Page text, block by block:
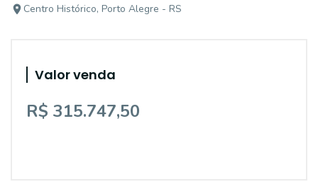
Centro Histórico, Porto Alegre - RS
Valor venda
R$ 315.747,50